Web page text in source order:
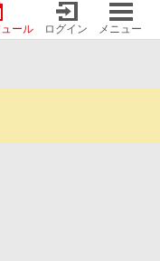
ール ログイン メニュー